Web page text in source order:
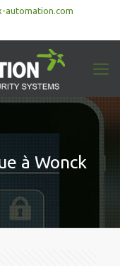
automation.com
à Wonck